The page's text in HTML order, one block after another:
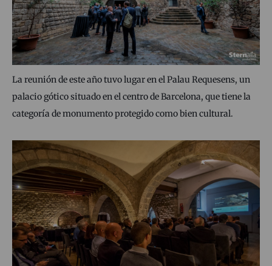
La reunión de este año tuvo lugar en el Palau Requesens, un
palacio gótico situado en el centro de Barcelona, que tiene la
categoría de monumento protegido como bien cultural.